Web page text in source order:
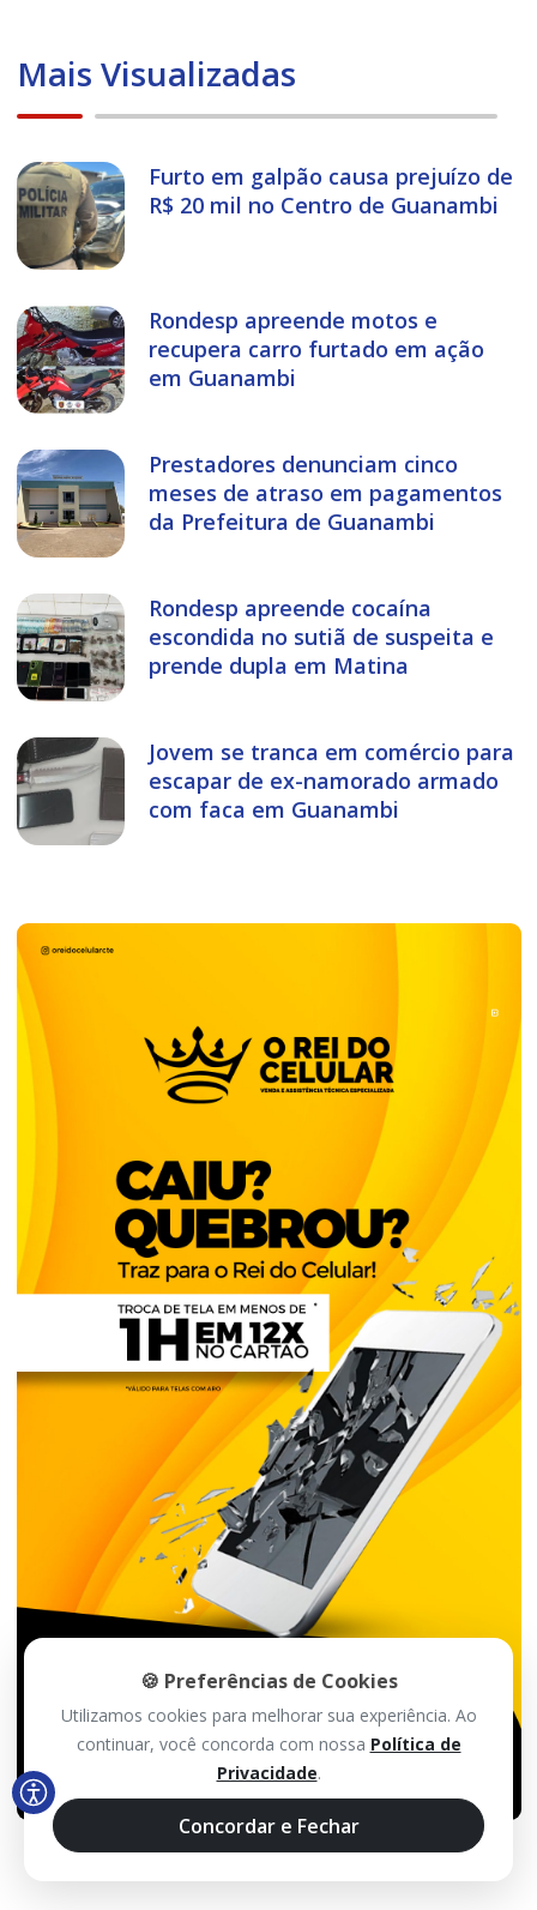
Mais Visualizadas
Furto em galpão causa prejuízo de
R$ 20 mil no Centro de Guanambi
Rondesp apreende motos e
recupera carro furtado em ação
em Guanambi
Prestadores denunciam cinco
meses de atraso em pagamentos
da Prefeitura de Guanambi
Rondesp apreende cocaína
escondida no sutiã de suspeita e
prende dupla em Matina
Jovem se tranca em comércio para
escapar de ex-namorado armado
com faca em Guanambi
🍪 Preferências de Cookies
Utilizamos cookies para melhorar sua experiência. Ao
continuar, você concorda com nossa Política de
Privacidade.
Concordar e Fechar